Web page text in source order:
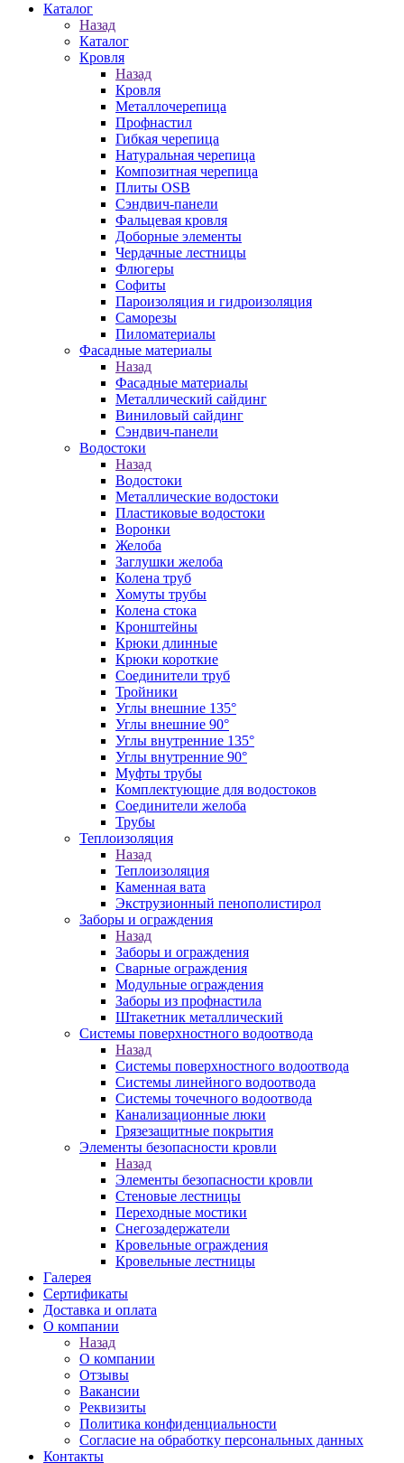
Каталог
Назад
Каталог
Кровля
Назад
Кровля
Металлочерепица
Профнастил
Гибкая черепица
Натуральная черепица
Композитная черепица
Плиты OSB
Сэндвич-панели
Фальцевая кровля
Доборные элементы
Чердачные лестницы
Флюгеры
Софиты
Пароизоляция и гидроизоляция
Саморезы
Пиломатериалы
Фасадные материалы
Назад
Фасадные материалы
Металлический сайдинг
Виниловый сайдинг
Сэндвич-панели
Водостоки
Назад
Водостоки
Металлические водостоки
Пластиковые водостоки
Воронки
Желоба
Заглушки желоба
Колена труб
Хомуты трубы
Колена стока
Кронштейны
Крюки длинные
Крюки короткие
Соединители труб
Тройники
Углы внешние 135°
Углы внешние 90°
Углы внутренние 135°
Углы внутренние 90°
Муфты трубы
Комплектующие для водостоков
Соединители желоба
Трубы
Теплоизоляция
Назад
Теплоизоляция
Каменная вата
Экструзионный пенополистирол
Заборы и ограждения
Назад
Заборы и ограждения
Сварные ограждения
Модульные ограждения
Заборы из профнастила
Штакетник металлический
Системы поверхностного водоотвода
Назад
Системы поверхностного водоотвода
Системы линейного водоотвода
Системы точечного водоотвода
Канализационные люки
Грязезащитные покрытия
Элементы безопасности кровли
Назад
Элементы безопасности кровли
Стеновые лестницы
Переходные мостики
Снегозадержатели
Кровельные ограждения
Кровельные лестницы
Галерея
Сертификаты
Доставка и оплата
О компании
Назад
О компании
Отзывы
Вакансии
Реквизиты
Политика конфиденциальности
Согласие на обработку персональных данных
Контакты